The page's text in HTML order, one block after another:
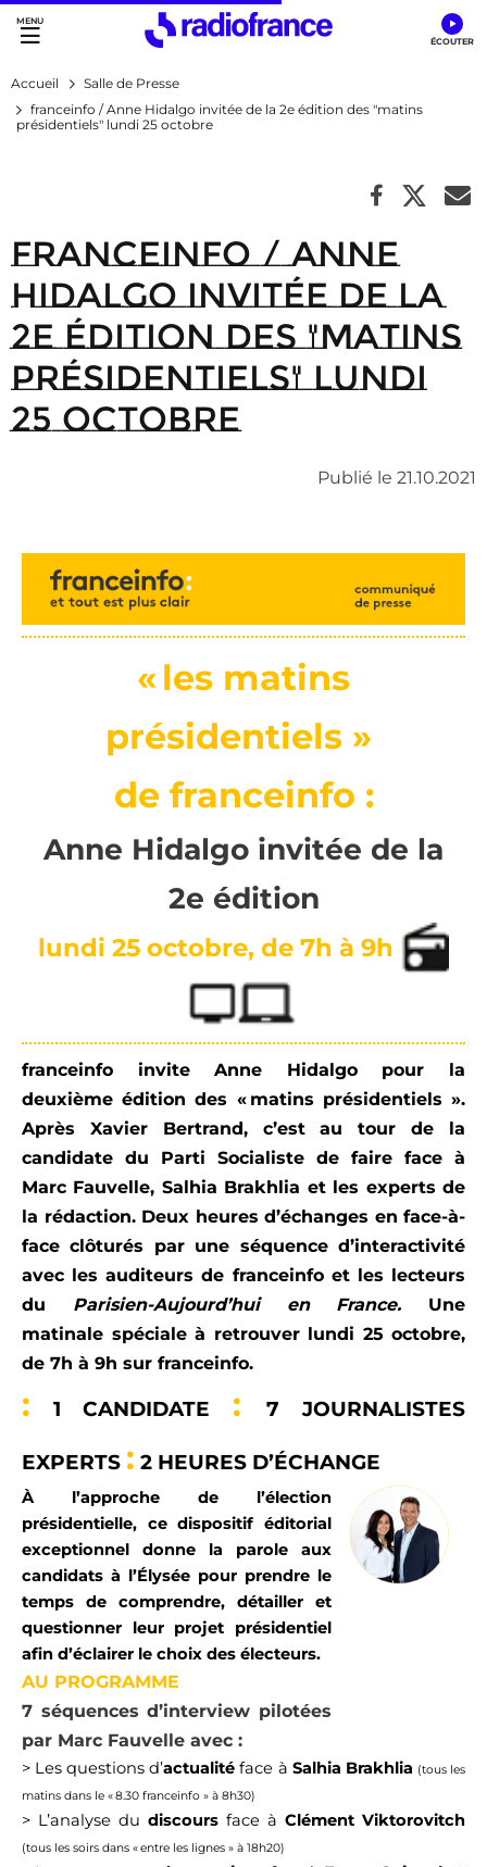
Accès direct :
Menu principal
Contenu
Accueil
Salle de Presse
franceinfo / Anne Hidalgo invitée de la 2e édition des "matins
présidentiels" lundi 25 octobre
franceinfo / Anne
Hidalgo invitée de la
2e édition des "matins
présidentiels" lundi
25 octobre
Publié le 21.10.2021
« les matins
présidentiels »
de franceinfo :
Anne Hidalgo invitée de la
2e édition
lundi 25 octobre, de 7h à 9h
franceinfo invite Anne Hidalgo pour la
deuxième édition des « matins présidentiels ».
Après Xavier Bertrand, c’est au tour de la
candidate du Parti Socialiste de faire face à
Marc Fauvelle, Salhia Brakhlia et les experts de
la rédaction. Deux heures d’échanges en face-à-
face clôturés par une séquence d’interactivité
avec les auditeurs de franceinfo et les lecteurs
du Parisien-Aujourd’hui en France. Une
matinale spéciale à retrouver lundi 25 octobre,
de 7h à 9h sur franceinfo.
: 1 CANDIDATE :7 JOURNALISTES
EXPERTS : 2 HEURES D’ÉCHANGE
À l’approche de l’élection
présidentielle, ce dispositif éditorial
exceptionnel donne la parole aux
candidats à l’Élysée pour prendre le
temps de comprendre, détailler et
questionner leur projet présidentiel
afin d’éclairer le choix des électeurs.
AU PROGRAMME
7 séquences d’interview pilotées
par Marc Fauvelle avec :
> Les questions d’actualité face à Salhia Brakhlia (tous les
matins dans le « 8.30 franceinfo » à 8h30)
> L’analyse du discours face à Clément Viktorovitch
(tous les soirs dans « entre les lignes » à 18h20)